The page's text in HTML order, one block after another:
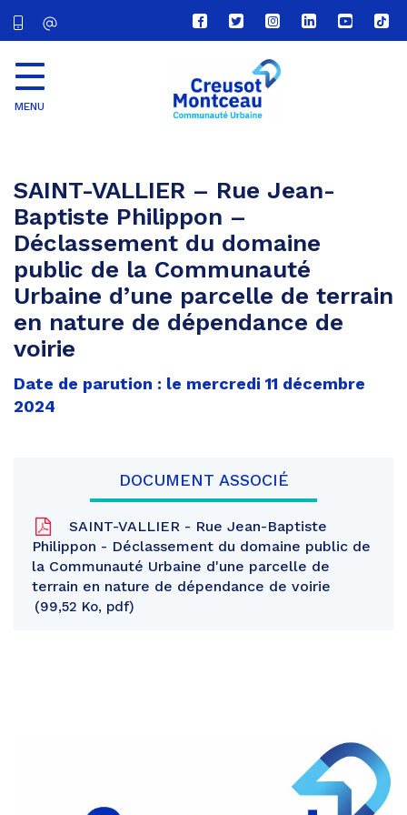
Lien
vers
compte
Facebook
Lien
vers
compte
Twitter
Lien
vers
le
compte
Lien
vers
Lien
vers
Lien
vers
MENU
SAINT-VALLIER – Rue Jean-
Baptiste Philippon –
Déclassement du domaine
public de la Communauté
Urbaine d’une parcelle de terrain
en nature de dépendance de
voirie
Date de parution : le mercredi 11 décembre
2024
DOCUMENT ASSOCIÉ
SAINT-VALLIER - Rue Jean-Baptiste
Philippon - Déclassement du domaine public de
la Communauté Urbaine d'une parcelle de
terrain en nature de dépendance de voirie
99,52 Ko, pdf
Partager